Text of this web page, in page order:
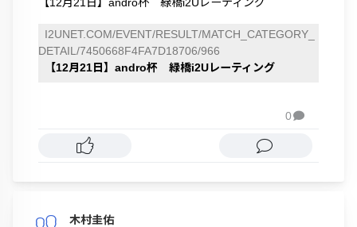
I2UNET.COM/EVENT/RESULT/MATCH_CATEGORY_
DETAIL/7450668F4FA7D18706/966
【12月21日】andro杯 緑橋i2Uレーティング
0
木村圭佑